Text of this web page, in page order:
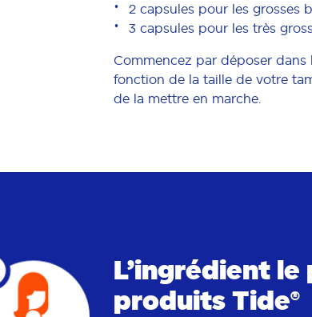
2 capsules pour les grosses
3 capsules pour les très
Commencez par déposer
fonction de la taille de votre
de la mettre en marche.
L’ingrédient
produits Tide®